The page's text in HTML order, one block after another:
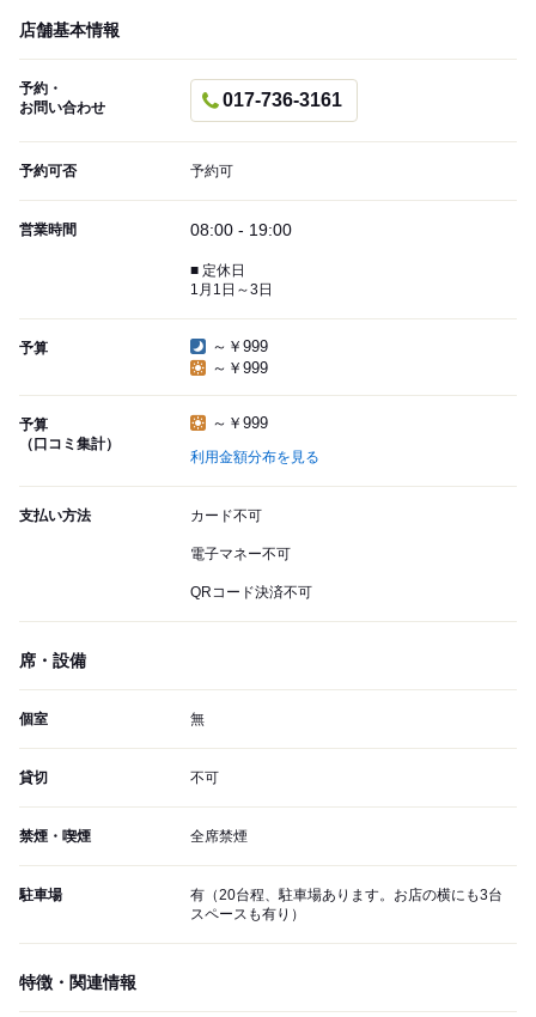
店舗基本情報
予約・
お問い合わせ
017-736-3161
予約可否 予約可
営業時間 08:00 - 19:00
■ 定休日
1月1日～3日
予算
～￥999
～￥999
予算
（口コミ集計）
～￥999
利用金額分布を見る
支払い方法 カード不可
電子マネー不可
QRコード決済不可
席・設備
個室 無
貸切 不可
禁煙・喫煙 全席禁煙
駐車場
有（20台程、駐車場あります。お店の横にも3台
スペースも有り）
特徴・関連情報